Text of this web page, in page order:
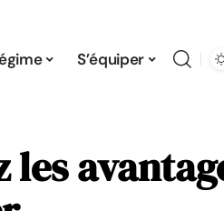
S’équiper